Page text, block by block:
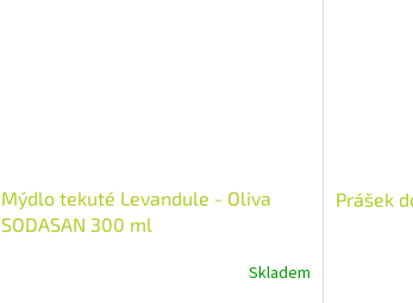
Mýdlo tekuté Levandule - Oliva
SODASAN 300 ml
Skladem
Prášek